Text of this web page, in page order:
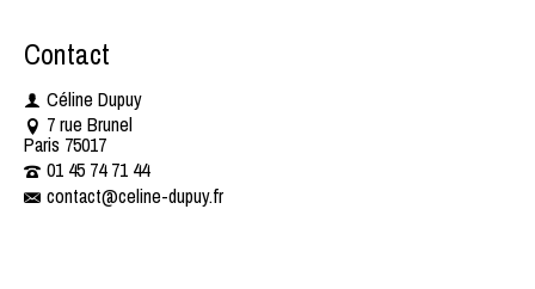
Contact
Céline Dupuy
7 rue Brunel
Paris 75017
01 45 74 71 44 ​​
contact@celine-dupuy.fr